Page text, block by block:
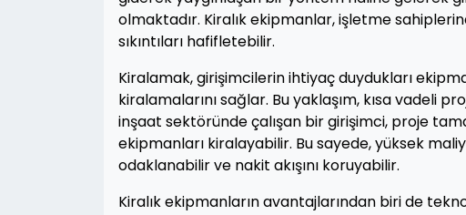
olmaktadır. Kiralık ekipmanlar, işletme
sıkıntıları hafifletebilir.
Kiralamak, girişimcilerin ihtiyaç duydukları
kiralamalarını sağlar. Bu yaklaşım, kısa vadeli
inşaat sektöründe çalışan bir girişimci, proje
ekipmanları kiralayabilir. Bu sayede, yüksek
odaklanabilir ve nakit akışını koruyabilir.
Kiralık ekipmanların avantajlarından biri de